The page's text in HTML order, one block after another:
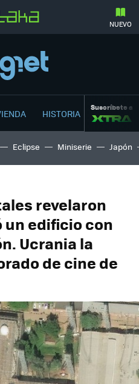
NUEVO
HISTORIA Suscríbete a
Eclipse Miniserie Japón
revelaron
un edificio con
Ucrania la
de cine de